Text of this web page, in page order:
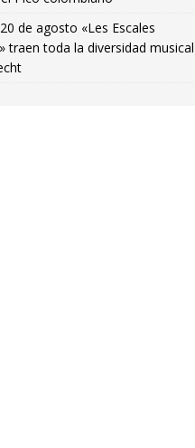
de agosto «Les Escales
traen toda la diversidad musical